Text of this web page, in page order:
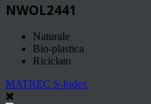
NWOL2441
Naturale
Bio-plastica
Riciclato
MATREC S-Index